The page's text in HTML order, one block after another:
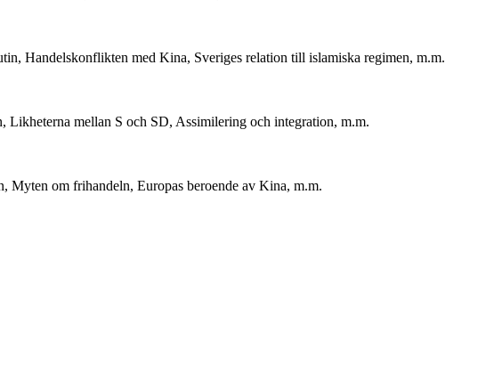
Handelskonflikten med Kina, Sveriges relation till islamiska regimen, m.m.
Likheterna mellan S och SD, Assimilering och integration, m.m.
Myten om frihandeln, Europas beroende av Kina, m.m.